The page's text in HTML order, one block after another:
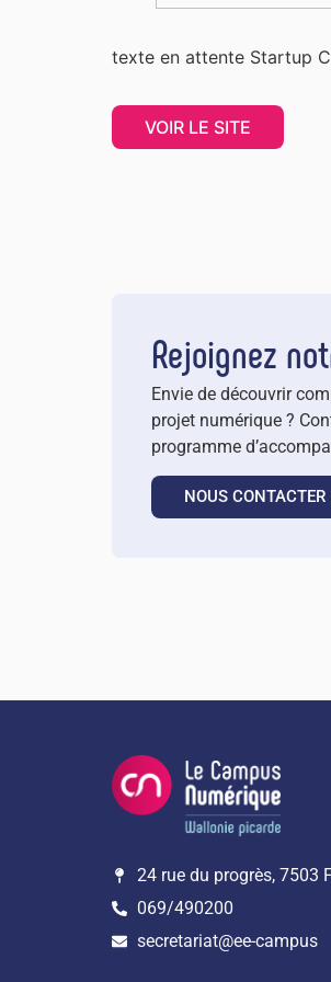
texte en attente Startup
VOIR LE SITE
Rejoignez
Envie de découvrir
projet numérique ?
programme
NOUS CONTACTER
24 rue du progrès, 7503
069/490200
secretariat@ee-campus